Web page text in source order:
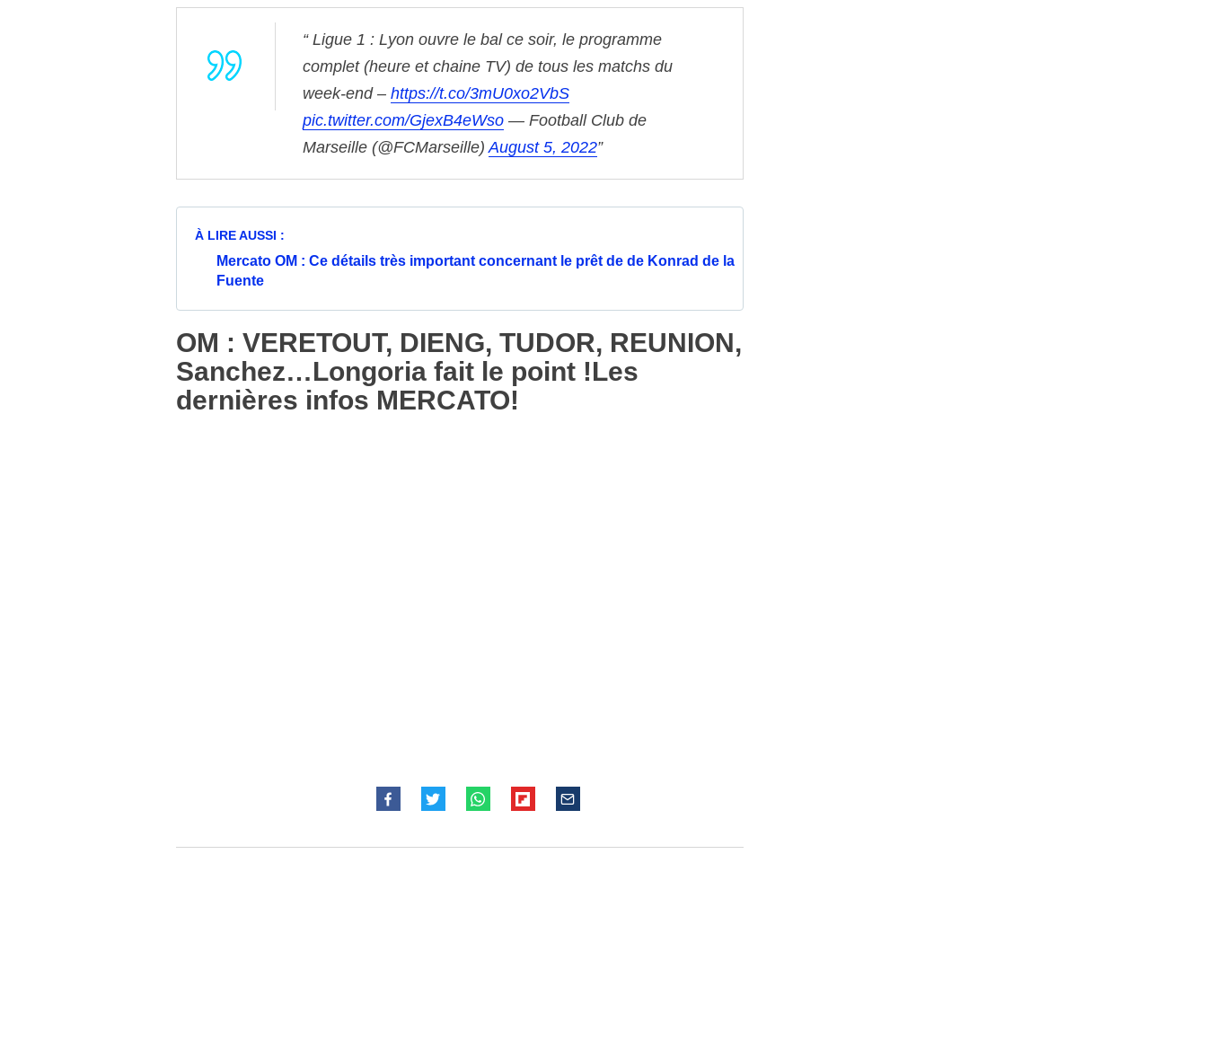
Ligue 1 : Lyon ouvre le bal ce soir, le programme
complet (heure et chaine TV) de tous les matchs du
week-end – https://t.co/3mU0xo2VbS
pic.twitter.com/GjexB4eWso — Football Club de
Marseille (@FCMarseille) August 5, 2022
À LIRE AUSSI :
Mercato OM : Ce détails très important concernant le prêt de de Konrad de la
Fuente
OM : VERETOUT, DIENG, TUDOR, REUNION,
Sanchez…Longoria fait le point !Les
dernières infos MERCATO!